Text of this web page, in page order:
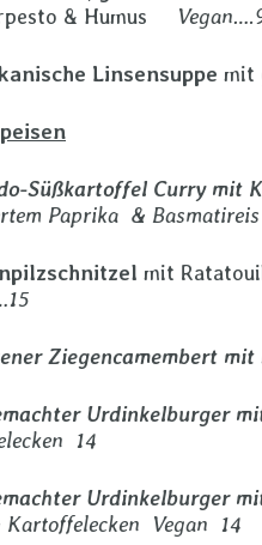
& Humus Vegan….
Linsensuppe mit
Süßkartoffel Curry mit
Paprika & Basmatireis
mit
Ziegencamembert
Urdinkelburger
14
Urdinkelburger
Kartoffelecken Vegan 14